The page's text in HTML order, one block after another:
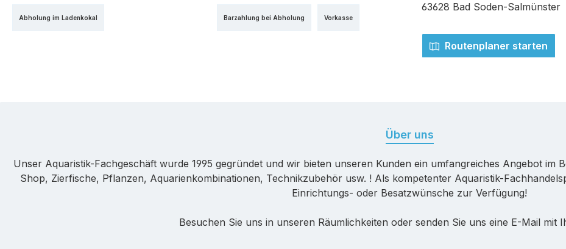
Abholung im Ladenkokal Vorkasse
Barzahlung bei Abholung
63628 Bad Soden-Salmünster
Routenplaner starten
Über uns
Unser Aquaristik-Fachgeschäft wurde 1995 gegründet und wir bieten unseren Kunden ein umfangreiches Angebot im
Shop, Zierfische, Pflanzen, Aquarienkombinationen, Technikzubehör usw. ! Als kompetenter Aquaristik-
Einrichtungs- oder Besatzwünsche zur Verfügung!
Besuchen Sie uns in unseren Räumlichkeiten oder senden Sie uns eine E-Mail mit